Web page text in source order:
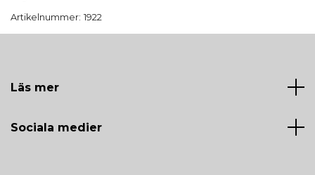
Artikelnummer: 1922
Läs mer
Sociala medier